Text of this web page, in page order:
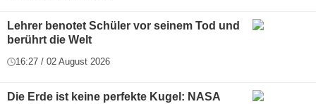
Lehrer benotet Schüler vor seinem Tod und
berührt die Welt
16:27 / 02 August 2026
Die Erde ist keine perfekte Kugel: NASA